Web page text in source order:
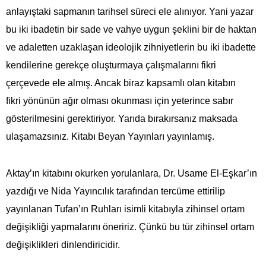
anlayıştaki sapmanın tarihsel süreci ele alınıyor. Yani yazar
bu iki ibadetin bir sade ve vahye uygun şeklini bir de haktan
ve adaletten uzaklaşan ideolojik zihniyetlerin bu iki ibadette
kendilerine gerekçe oluşturmaya çalışmalarını fikri
çerçevede ele almış. Ancak biraz kapsamlı olan kitabın
fikri yönünün ağır olması okunması için yeterince sabır
gösterilmesini gerektiriyor. Yarıda bırakırsanız maksada
ulaşamazsınız. Kitabı Beyan Yayınları yayınlamış.
Aktay’ın kitabını okurken yorulanlara, Dr. Usame El-Eşkar’ın
yazdığı ve Nida Yayıncılık tarafından tercüme ettirilip
yayınlanan Tufan’ın Ruhları isimli kitabıyla zihinsel ortam
değişikliği yapmalarını öneririz. Çünkü bu tür zihinsel ortam
değişiklikleri dinlendiricidir.